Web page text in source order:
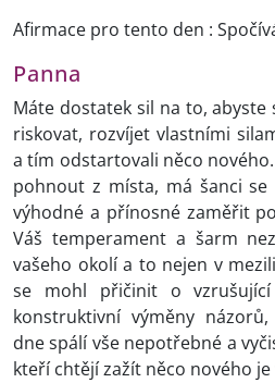
Afirmace pro tento den :
Panna
Máte dostatek sil na to,
riskovat, rozvíjet vlastními
a tím odstartovali něco
pohnout z místa, má šanci
výhodné a přínosné zaměřit
Váš temperament a šarm
vašeho okolí a to nejen v
se mohl přičinit o vzrušující
konstruktivní výměny
dne spálí vše nepotřebné a
kteří chtějí zažít něco nového